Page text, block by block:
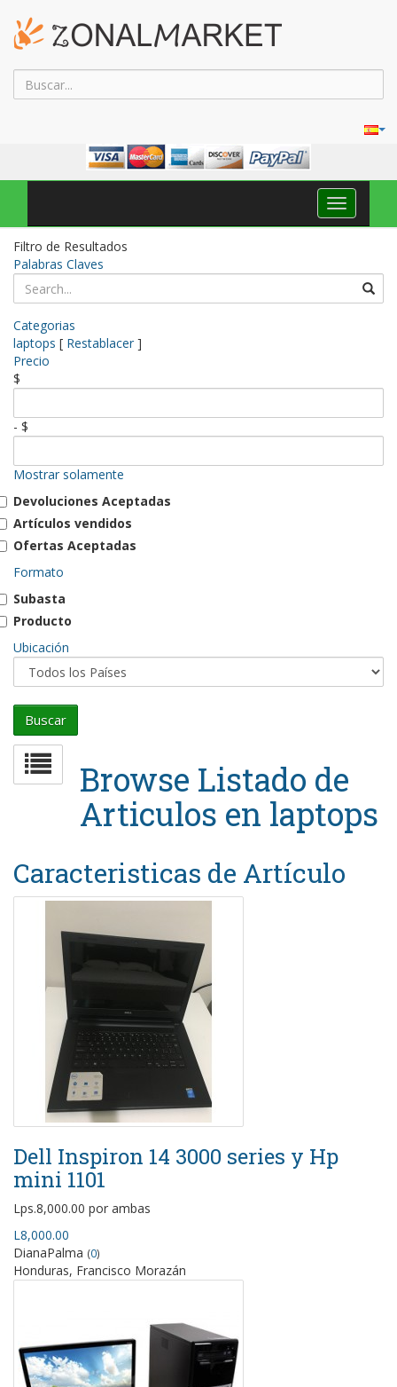
Toggle
Filtro de Resultados
Palabras Claves
Categorias
laptops [ Restablacer ]
Precio
$
- $
Mostrar solamente
Devoluciones Aceptadas
Artículos vendidos
Ofertas Aceptadas
Formato
Subasta
Producto
Ubicación
Browse Listado de
Articulos en laptops
Caracteristicas de Artículo
Dell Inspiron 14 3000 series y Hp
mini 1101
Lps.8,000.00 por ambas
L8,000.00
DianaPalma (0)
Honduras, Francisco Morazán